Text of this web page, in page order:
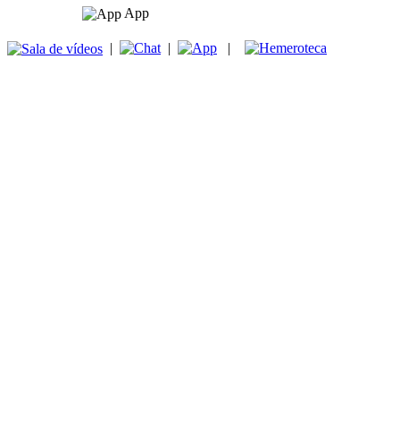
App
| | |